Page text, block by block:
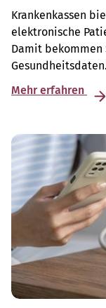
Krankenkassen
elektronische
Damit
Gesundheitsdaten.
Mehr erfahren